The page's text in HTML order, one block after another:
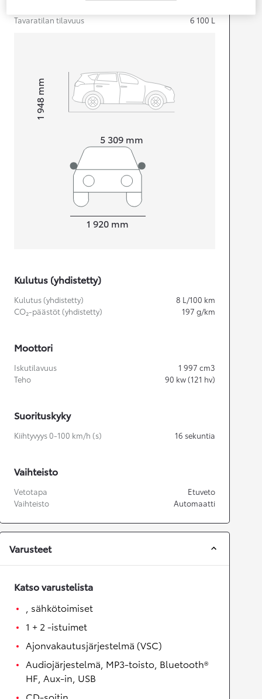
Tavaratilan tilavuus
6 100 L
5 309 mm
Korkeus1 948
mm
1 920 mm
Kulutus (yhdistetty)
Kulutus (yhdistetty) 8 L/100 km
CO₂-päästöt (yhdistetty)
197 g/km
Moottori
Iskutilavuus 1 997 cm3
Teho
90 kw (121 hv)
Suorituskyky
Kiihtyvyys 0-100 km/h (s) 16 sekuntia
Vaihteisto
Vetotapa
Etuveto
Vaihteisto
Automaatti
Varusteet
Katso varustelista
, sähkötoimiset
1 + 2 -istuimet
Ajonvakautusjärjestelmä (VSC)
Audiojärjestelmä, MP3-toisto, Bluetooth®
HF, Aux-in, USB